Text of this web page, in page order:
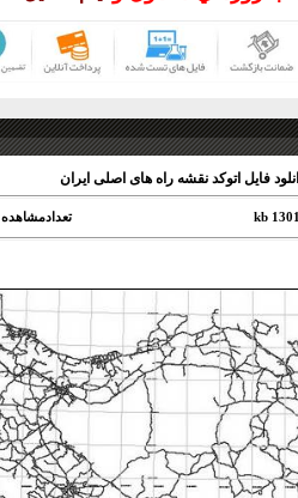
فایل اتوکد نقشه راه های اصلی ایران
تعدادمشاهده